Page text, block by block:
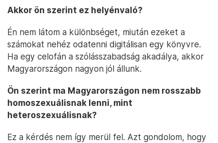
Akkor ön szerint ez helyénvaló?
Én nem látom a különbséget, miután ezeket a
számokat nehéz odatenni digitálisan egy könyvre.
Ha egy celofán a szólásszabadság akadálya, akkor
Magyarországon nagyon jól állunk.
Ön szerint ma Magyarországon nem rosszabb
homoszexuálisnak lenni, mint
heteroszexuálisnak?
Ez a kérdés nem így merül fel. Azt gondolom, hogy